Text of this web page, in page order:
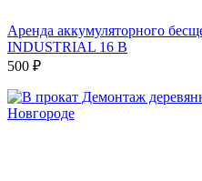
Аренда аккумуляторного
INDUSTRIAL 16 В
500 ₽